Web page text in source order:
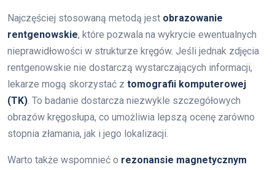
Najczęściej stosowaną metodą jest obrazowanie
rentgenowskie, które pozwala na wykrycie ewentualnych
nieprawidłowości w strukturze kręgów. Jeśli jednak zdjęcia
rentgenowskie nie dostarczą wystarczających informacji,
lekarze mogą skorzystać z tomografii komputerowej
(TK). To badanie dostarcza niezwykle szczegółowych
obrazów kręgosłupa, co umożliwia lepszą ocenę zarówno
stopnia złamania, jak i jego lokalizacji.
Warto także wspomnieć o rezonansie magnetycznym